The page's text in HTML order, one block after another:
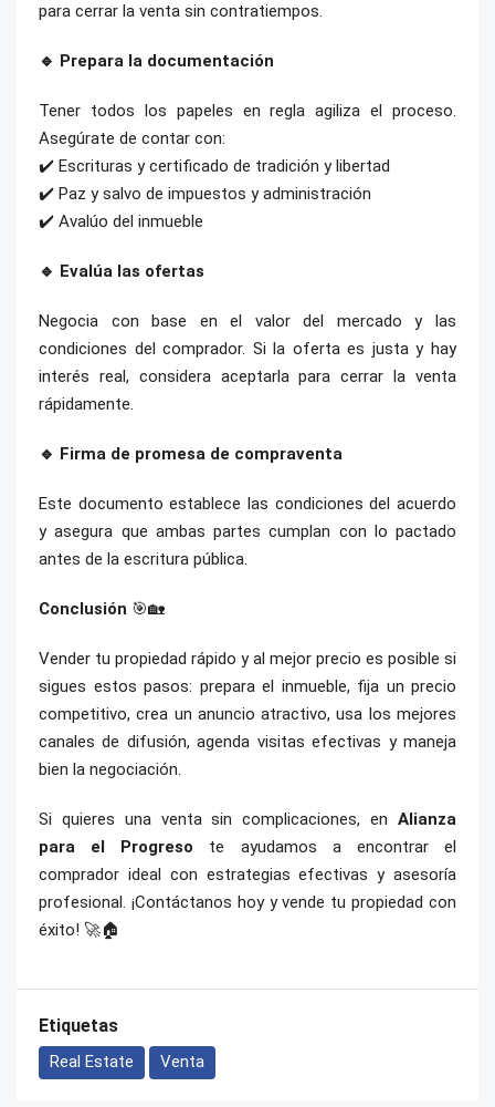
para cerrar la venta sin contratiempos.
🔹 Prepara la documentación
Tener todos los papeles en regla agiliza el proceso.
Asegúrate de contar con:
✔️ Escrituras y certificado de tradición y libertad
✔️ Paz y salvo de impuestos y administración
✔️ Avalúo del inmueble
🔹 Evalúa las ofertas
Negocia con base en el valor del mercado y las
condiciones del comprador. Si la oferta es justa y hay
interés real, considera aceptarla para cerrar la venta
rápidamente.
🔹 Firma de promesa de compraventa
Este documento establece las condiciones del acuerdo
y asegura que ambas partes cumplan con lo pactado
antes de la escritura pública.
Conclusión 🎯🏡
Vender tu propiedad rápido y al mejor precio es posible si
sigues estos pasos: prepara el inmueble, fija un precio
competitivo, crea un anuncio atractivo, usa los mejores
canales de difusión, agenda visitas efectivas y maneja
bien la negociación.
Si quieres una venta sin complicaciones, en Alianza
para el Progreso te ayudamos a encontrar el
comprador ideal con estrategias efectivas y asesoría
profesional. ¡Contáctanos hoy y vende tu propiedad con
éxito! 🚀🏠
Etiquetas
Real Estate Venta